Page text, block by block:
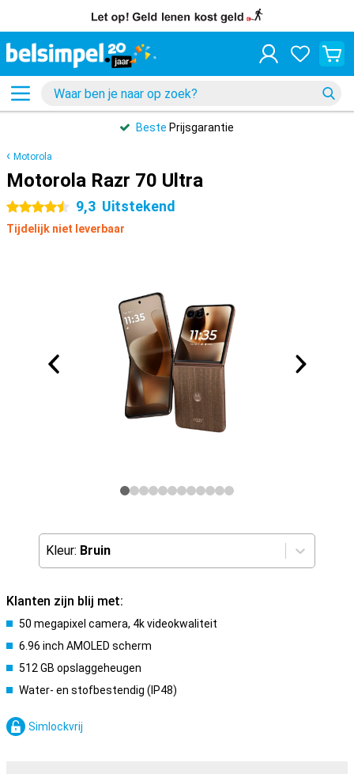
Beste Prijsgarantie
Motorola
Motorola Razr 70 Ultra
4.5 sterren 9,3 Uitstekend
Tijdelijk niet leverbaar
Kleur: Bruin
Klanten zijn blij met:
50 megapixel camera, 4k videokwaliteit
6.96 inch AMOLED scherm
512 GB opslaggeheugen
Water- en stofbestendig (IP48)
Simlockvrij